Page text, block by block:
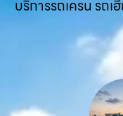
บริการรถเครน รถ